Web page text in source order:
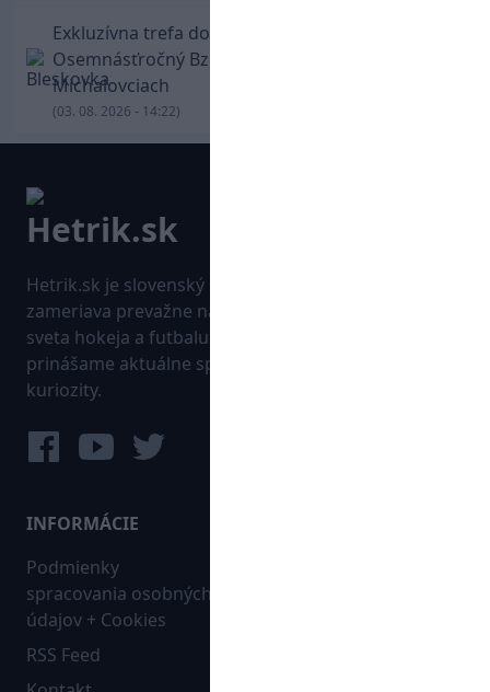
Exkluzívna trefa do vinkla v hodine dvanástej!
Osemnásťročný Bzdyl zariadil triumf Žiliny v
Michalovciach
(03. 08. 2026 - 14:22)
Hetrik.sk je slovenský športový portál, ktorý sa
zameriava prevažne na najnovšie informácie zo
sveta hokeja a futbalu. Pravidelne na dennej báze
prinášame aktuálne správy, góly, zaujímavosti a
kuriozity.
INFORMÁCIE
Podmienky
spracovania osobných
údajov + Cookies
RSS Feed